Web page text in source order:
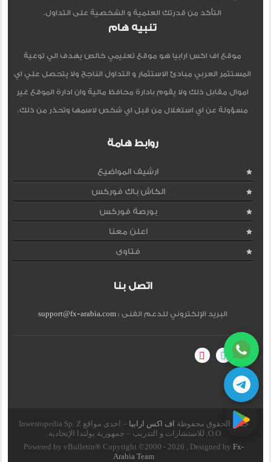
التأكد من قدرتك العلمية و الشخصية على التداول.
تنبيه هام
موقع اف اكس ارابيا هو موقع تعليمي خالص يهدف الي توعية
المستثمر العربي مبادئ الاستثمار و التداول الناجح ولا يتحصل علي اي
اموال مقابل ذلك ولا يقوم بادارة محافظ مالية وان ادارة الموقع غير
مسؤولة عن اي استغلال من قبل اي شخص لاسمها وتحذر من ذلك.
روابط هامة
ارشيف المواضيع
الكاش باك فوركس
بورصة فوركس
اعلن معنا
فتاوى
اتصل بنا
البريد الإلكتروني للدعم الفنى :support@fx-arabia.com
جميع الحقوق محفوظة اف اكس ارابيا
– احدى مواقع Inwestopedia Sp. Z
O.O. للاستشارات و التدريب – جمهورية بولندا الإتحادية.
Powered by vBulletin® Copyright ©2000 - 2026 , Designed byFx-
Arabia Team